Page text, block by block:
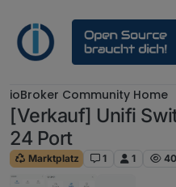
ioBroker Community Home
[Verkauf] Unifi
24 Port
Marktplatz 1 1